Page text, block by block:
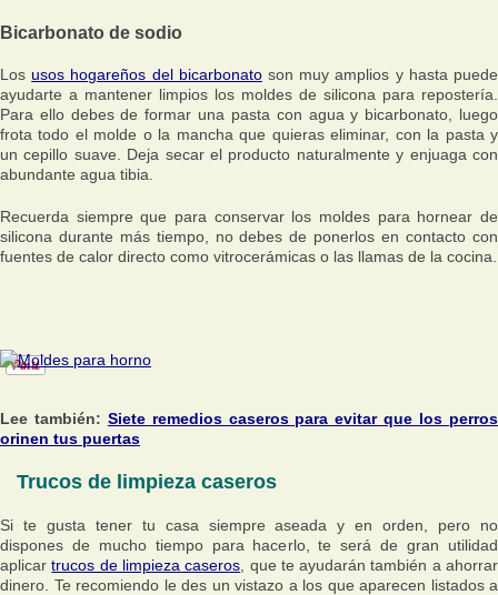
Bicarbonato de sodio
Los usos hogareños del bicarbonatoson muy amplios y hasta puede
ayudarte a mantener limpios los moldes de silicona para repostería.
Para ello debes de formar una pasta con agua y bicarbonato, luego
frota todo el molde o la mancha que quieras eliminar, con la pasta y
un cepillo suave. Deja secar el producto naturalmente y enjuaga con
abundante agua tibia.
Recuerda siempre que para conservar los moldes para hornear de
silicona durante más tiempo, no debes de ponerlos en contacto con
fuentes de calor directo como vitrocerámicas o las llamas de la cocina.
Lee también: Siete remedios caseros para evitar que los perros
orinen tus puertas
Trucos de limpieza caseros
Si te gusta tener tu casa siempre aseada y en orden, pero no
dispones de mucho tiempo para hacerlo, te será de gran utilidad
aplicartrucos de limpieza caseros , que te ayudarán también a ahorrar
dinero. Te recomiendo le des un vistazo a los que aparecen listados a